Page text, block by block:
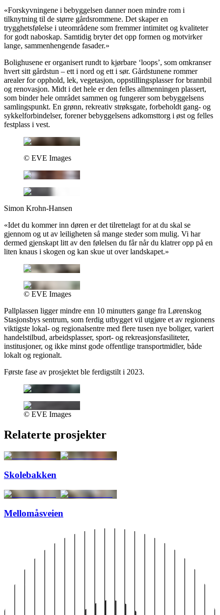
«Forskyvningene i bebyggelsen danner noen mindre rom i
tilknytning til de større gårdsrommene. Det skaper en
trygghetsfølelse i uteområdene som fremmer intimitet og kvaliteter
for godt naboskap. Samtidig bryter det opp formen og motvirker
lange, sammenhengende fasader.»
Bolighusene er organisert rundt to kjørbare ‘loops’, som omkranser
hvert sitt gårdstun – ett i nord og ett i sør. Gårdstunene rommer
arealer for opphold, lek, vegetasjon, oppstillingsplasser for brannbil
og renovasjon. Midt i det hele er den felles allmenningen plassert,
som binder hele området sammen og fungerer som bebyggelsens
samlingspunkt. En grønn, rekreativ strøksgate, forbeholdt gang- og
sykkelforbindelser, forener bebyggelsens adkomsttorg i øst og felles
festplass i vest.
© EVE Images
Simon Krohn-Hansen
«Idet du kommer inn døren er det tilrettelagt for at du skal se
gjennom og ut av leiligheten så mange steder som mulig. Vi har
dermed gjenskapt litt av den følelsen du får når du klatrer opp på en
liten knaus i skogen og kan skue ut over landskapet.»
© EVE Images
Pallplassen ligger mindre enn 10 minutters gange fra Lørenskog
Stasjonsbys sentrum, som ferdig utbygget vil utgjøre et av regionens
viktigste lokal- og regionalsentre med flere tusen nye boliger, variert
handelstilbud, arbeidsplasser, sport- og rekreasjonsfasiliteter,
institusjoner, og ikke minst gode offentlige transportmidler, både
lokalt og regionalt.
Første fase av prosjektet ble ferdigstilt i 2023.
© EVE Images
Relaterte prosjekter
Skolebakken
Mellomåsveien